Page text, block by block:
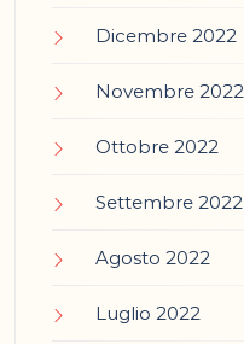
Dicembre 2022
Novembre 2022
Ottobre 2022
Settembre 2022
Agosto 2022
Luglio 2022